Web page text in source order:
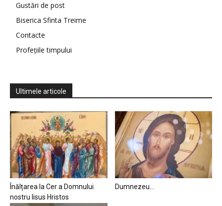
Gustări de post
Biserica Sfinta Treime
Contacte
Profețiile timpului
Ultimele articole
Înălțarea la Cer a Domnului
nostru Iisus Hristos
Dumnezeu…